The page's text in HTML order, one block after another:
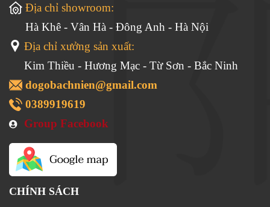
Địa chỉ showroom:
Hà Khê - Vân Hà - Đông Anh - Hà Nội
Địa chỉ xưởng sản xuất:
Kim Thiều - Hương Mạc - Từ Sơn - Bắc Ninh
dogobachnien@gmail.com
0389919619
Group Facebook
CHÍNH SÁCH